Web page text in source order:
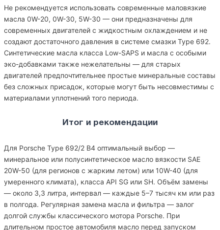
Не рекомендуется использовать современные маловязкие
масла 0W-20, 0W-30, 5W-30 — они предназначены для
современных двигателей с жидкостным охлаждением и не
создают достаточного давления в системе смазки Type 692.
Синтетические масла класса Low-SAPS и масла с особыми
эко-добавками также нежелательны — для старых
двигателей предпочтительнее простые минеральные составы
без сложных присадок, которые могут быть несовместимы с
материалами уплотнений того периода.
Итог и рекомендации
Для Porsche Type 692/2 B4 оптимальный выбор —
минеральное или полусинтетическое масло вязкости SAE
20W-50 (для регионов с жарким летом) или 10W-40 (для
умеренного климата), класса API SG или SH. Объём замены
— около 3,3 литра, интервал — каждые 5–7 тысяч км или раз
в полгода. Регулярная замена масла и фильтра — залог
долгой службы классического мотора Porsche. При
длительном простое автомобиля масло перед запуском